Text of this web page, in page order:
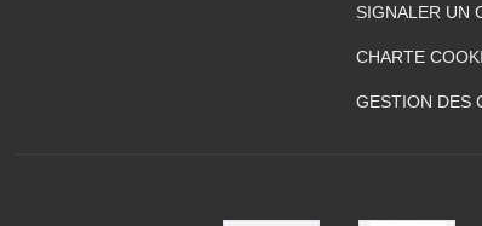
SIGNALER UN
CHARTE
GESTION DES